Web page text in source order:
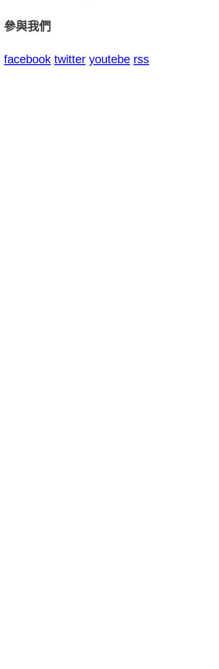
參與我們
facebook twitter youtebe rss